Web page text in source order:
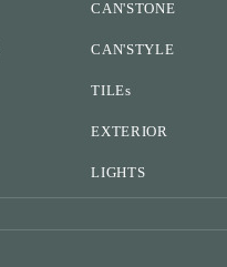
CAN'STONE
CAN'STYLE
TILEs
EXTERIOR
LIGHTS